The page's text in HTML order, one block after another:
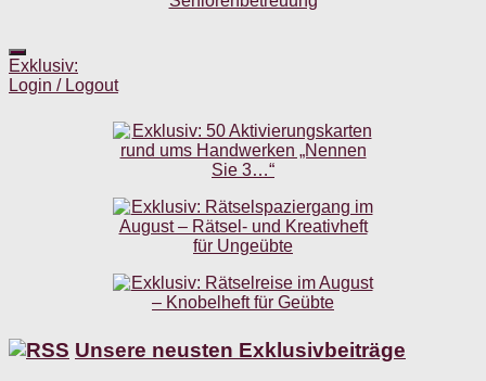
Exklusiv:
Login / Logout
Unsere neusten Exklusivbeiträge